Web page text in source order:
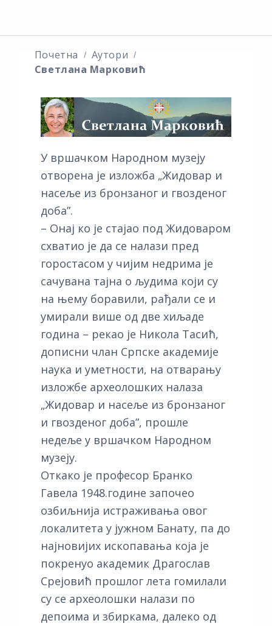
Почетна
Аутори
Светлана Марковић
У вршачком Народном музеју
отворена је изложба „Жидовар и
насеље из бронзаног и гвозденог
доба”.
– Онај ко је стајао под Жидоваром
схватио је да се налази пред
горостасом у чијим недрима је
сачувана тајна о људима који су
на њему боравили, рађали се и
умирали више од две хиљаде
година – рекао је Никола Тасић,
дописни члан Српске академије
наука и уметности, на отварању
изложбе археолошких налаза
„Жидовар и насеље из бронзаног
и гвозденог доба”, прошле
недеље у вршачком Народном
музеју.
Откако је професор Бранко
Гавела 1948.године започео
озбиљнија истраживања овог
локалитета у јужном Банату, па до
најновијих ископавања која је
покренуо академик Драгослав
Срејовић прошлог лета гомилали
су се археолошки налази по
депоима и збиркама, далеко од